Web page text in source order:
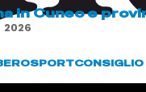
in Cuneo e
2026
SPORT